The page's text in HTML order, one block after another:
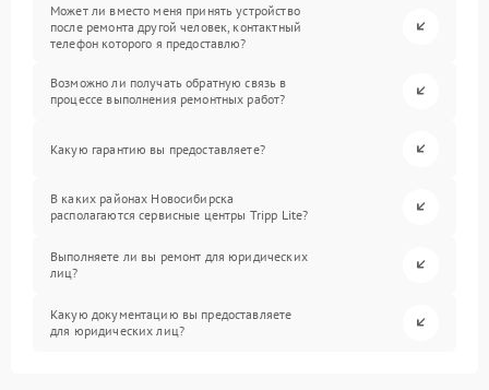
Может ли вместо меня принять устройство
после ремонта другой человек, контактный
телефон которого я предоставлю?
Возможно ли получать обратную связь в
процессе выполнения ремонтных работ?
Какую гарантию вы предоставляете?
В каких районах Новосибирска
располагаются сервисные центры Tripp Lite?
Выполняете ли вы ремонт для юридических
лиц?
Какую документацию вы предоставляете
для юридических лиц?